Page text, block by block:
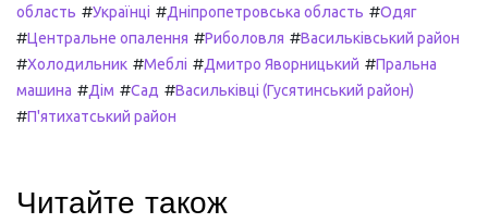
область #Українці #Дніпропетровська область #Одяг
#Центральне опалення #Риболовля #Васильківський район
#Холодильник #Меблі #Дмитро Яворницький #Пральна
машина #Дім #Сад #Васильківці (Гусятинський район)
#П'ятихатський район
Читайте також